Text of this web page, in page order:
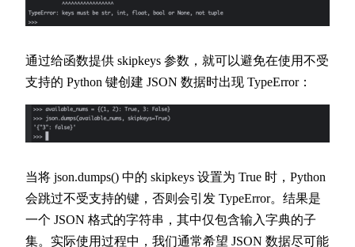
通过给函数提供 skipkeys 参数，就可以避免在使用不受
支持的 Python 键创建 JSON 数据时出现 TypeError：
当将 json.dumps() 中的 skipkeys 设置为 True 时，Python
会跳过不受支持的键，否则会引发 TypeError。结果是
一个 JSON 格式的字符串，其中仅包含输入字典的子
集。实际使用过程中，我们通常希望 JSON 数据尽可能